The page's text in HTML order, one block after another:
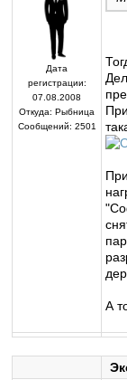
Дата
регистрации:
07.08.2008
Откуда: Рыбница
Сообщений: 2501
А